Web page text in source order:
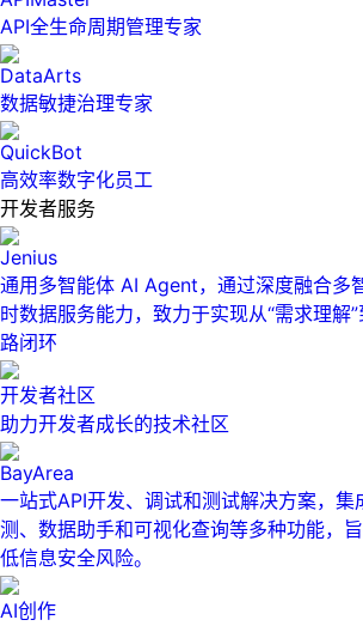
API全生命周期管理专家
DataArts
数据敏捷治理专家
QuickBot
高效率数字化员工
开发者服务
Jenius
通用多智能体 AI Agent，通过深度融合多
时数据服务能力，致力于实现从“需求理解
路闭环
开发者社区
助力开发者成长的技术社区
BayArea
一站式API开发、调试和测试解决方案，集
测、数据助手和可视化查询等多种功能，
低信息安全风险。
AI创作